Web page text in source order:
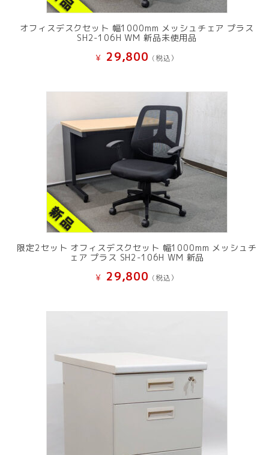
オフィスデスクセット 幅1000mm メッシュチェア プラス
SH2-106H WM 新品未使用品
¥ 29,800 (税込）
限定2セット オフィスデスクセット 幅1000mm メッシュチ
ェア プラス SH2-106H WM 新品
¥ 29,800 (税込）